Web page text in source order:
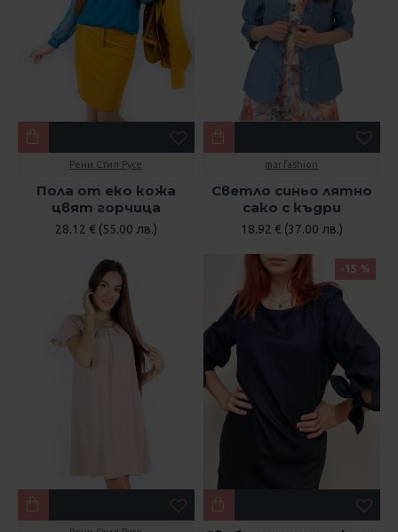
Рени Стил Русе
Пола от еко кожа
цвят горчица
28.12 € (55.00 лв.)
mar.fashion
Светло синьо лятно
сако с къдри
18.92 € (37.00 лв.)
-15 %